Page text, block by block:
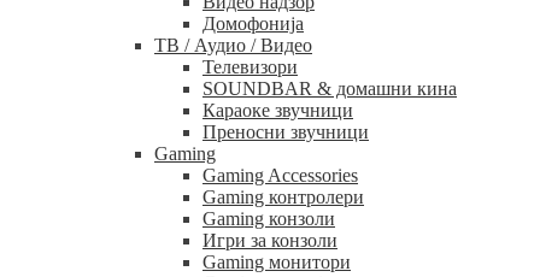
Домофонија
ТВ / Аудио / Видео
Телевизори
SOUNDBAR & домашни кина
Караоке звучници
Преносни звучници
Gaming
Gaming Accessories
Gaming контролери
Gaming конзоли
Игри за конзоли
Gaming монитори